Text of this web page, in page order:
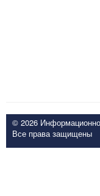
© 2026
Все права защищены